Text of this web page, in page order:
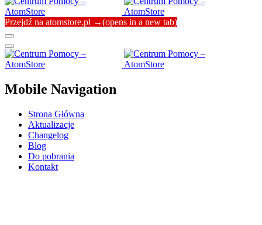
Przejdź na atomstore.pl →(opens in a new tab)
Mobile Navigation
Strona Główna
Aktualizacje
Changelog
Blog
Do pobrania
Kontakt